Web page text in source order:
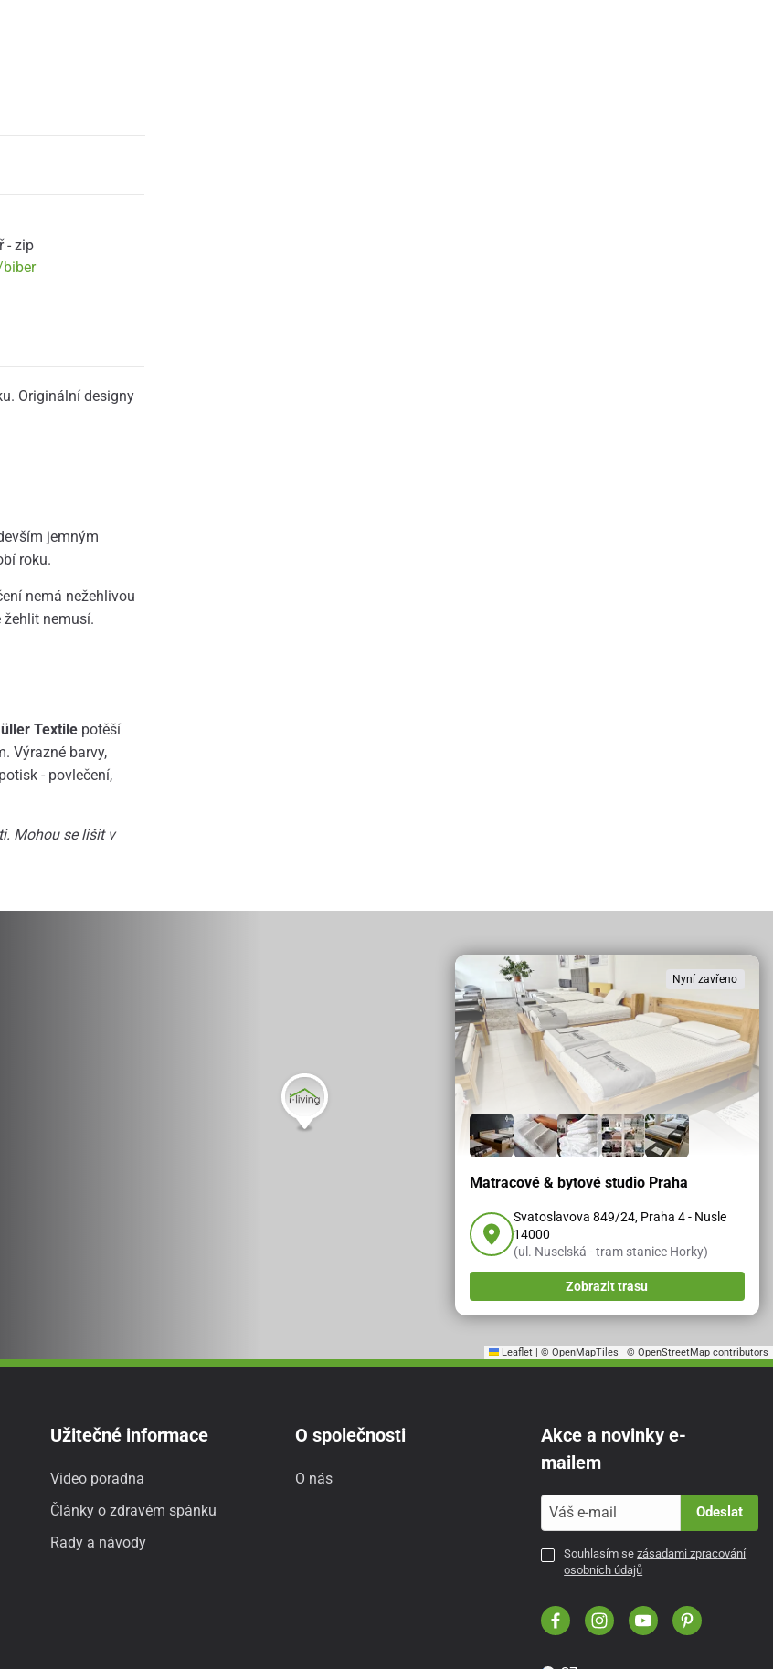
- zip
biber
Originální designy
jemným
roku.
nemá nežehlivou
žehlit nemusí.
Textilepotěší
Výrazné barvy,
- povlečení,
Mohou se lišit v
Leaflet | © OpenMapTiles © OpenStreetMap contributors
Nyní zavřeno
Matracové & bytové studio Praha
Svatoslavova 849/24, Praha 4 - Nusle
14000
(ul. Nuselská - tram stanice Horky)
Zobrazit trasu
Užitečné informace
Video poradna
Články o zdravém spánku
Rady a návody
O společnosti
O nás
Akce a novinky e-
mailem
Odeslat
Souhlasím sezásadami zpracování
osobních údajů